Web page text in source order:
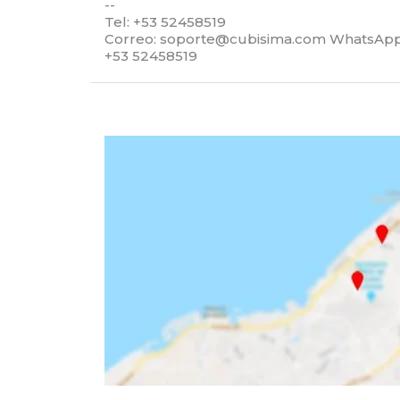
--
Tel: +53 52458519
Correo: soporte@cubisima.com
+53 52458519